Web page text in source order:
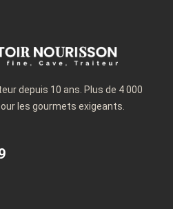
depuis 10 ans. Plus de 4 000
les gourmets exigeants.